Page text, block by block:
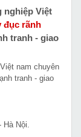
nghiệp Việt
đục rãnh
tranh - giao
nam chuyên
tranh - giao
Hà Nội.